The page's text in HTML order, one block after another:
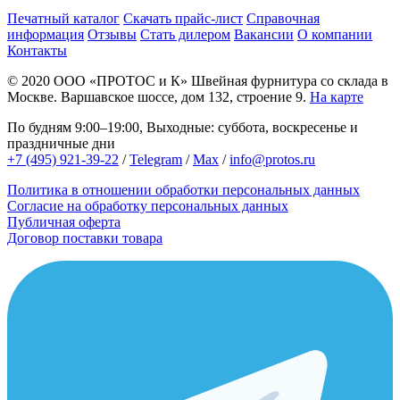
Печатный каталог Скачать прайс-лист Справочная
информация Отзывы Стать дилером Вакансии О компании
Контакты
© 2020 ООО «ПРОТОС и К» Швейная фурнитура со склада в
Москве. Варшавское шоссе, дом 132, строение 9. На карте
По будням 9:00–19:00, Выходные: суббота, воскресенье и
праздничные дни
+7 (495) 921-39-22 /Telegram /Max /info@protos.ru
Политика в отношении обработки персональных данных
Согласие на обработку персональных данных
Публичная оферта
Договор поставки товара